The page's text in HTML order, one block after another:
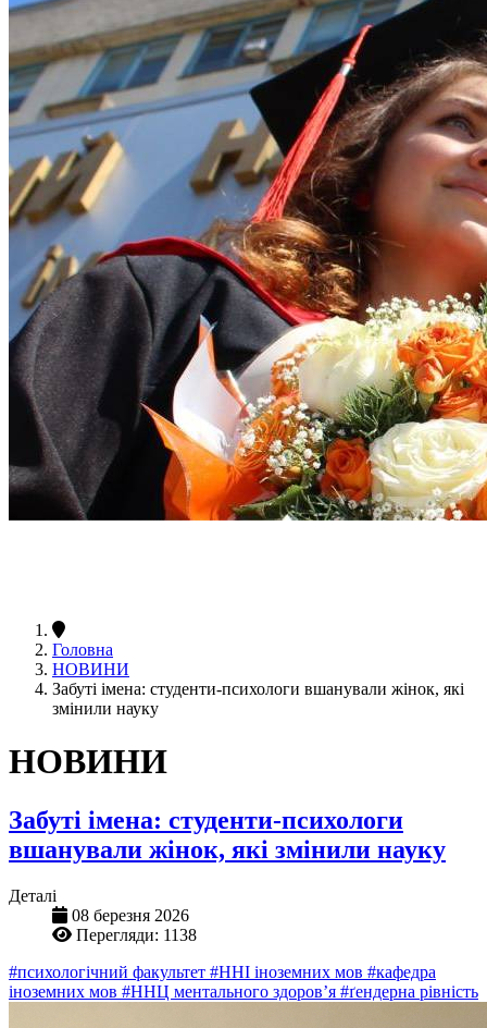
Головна
НОВИНИ
Забуті імена: студенти-психологи вшанували жінок, які
змінили науку
НОВИНИ
Забуті імена: студенти-психологи
вшанували жінок, які змінили науку
Деталі
08 березня 2026
Перегляди: 1138
#психологічний факультет #ННІ іноземних мов #кафедра
іноземних мов #ННЦ ментального здоров’я #ґендерна рівність